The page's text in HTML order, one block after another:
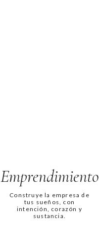
Emprendimiento
Construye la empresa de
tus sueños, con
intención, corazón y
sustancia.